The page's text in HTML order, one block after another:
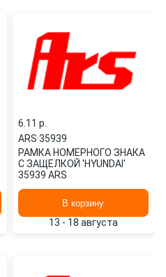
6.11 p.
ARS·35939
РАМКА НОМЕРНОГО ЗНАКА
С ЗАЩЕЛКОЙ 'HYUNDAI'
35939 ARS
В корзину
13 - 18 августа